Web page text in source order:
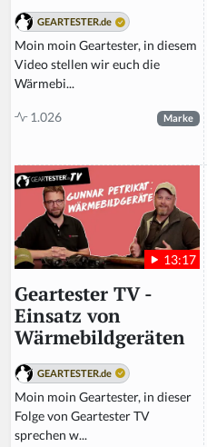
GEARTESTER.de
Moin moin Geartester, in diesem
Video stellen wir euch die
Wärmebi...
1.026 Marke
13:17
Geartester TV -
Einsatz von
Wärmebildgeräten
GEARTESTER.de
Moin moin Geartester, in dieser
Folge von Geartester TV
sprechen w...